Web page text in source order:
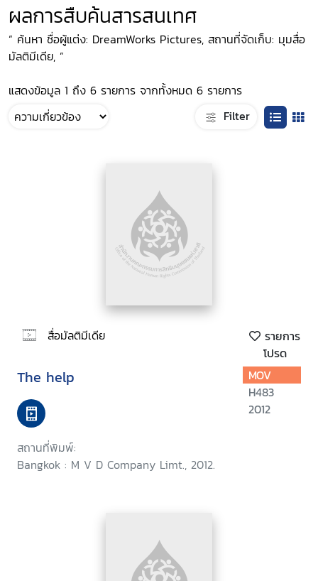
ผลการสืบค้นสารสนเทศ
“ ค้นหา ชื่อผู้แต่ง: DreamWorks Pictures, สถานที่จัดเก็บ: มุมสื่อ
มัลติมีเดีย, ”
แสดงข้อมูล 1 ถึง 6 รายการ จากทั้งหมด 6 รายการ
Filter
สื่อมัลติมีเดีย
รายการ
โปรด
The help
สถานที่พิมพ์:
Bangkok : M V D Company Limt., 2012.
MOV
H483
2012